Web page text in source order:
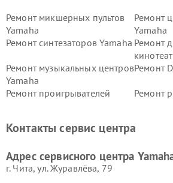
Ремонт микшерных пультов
Yamaha
Ремонт
Yamaha
Ремонт синтезаторов Yamaha Ремонт
Ремонт музыкальных центров
Yamaha
Ремонт
Ремонт проигрывателей
Ремонт
Yamaha
Yamaha
Контакты сервис центра
Адрес сервисного центра
г. Чита, ул. Журавлёва, 79